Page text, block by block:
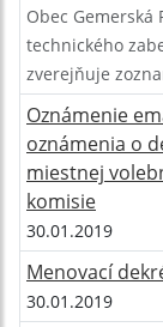
Obec
technického
zverejňuje
Oznámenie
oznámenia o
miestnej
komisie
30.01.2019
Menovací
30.01.2019